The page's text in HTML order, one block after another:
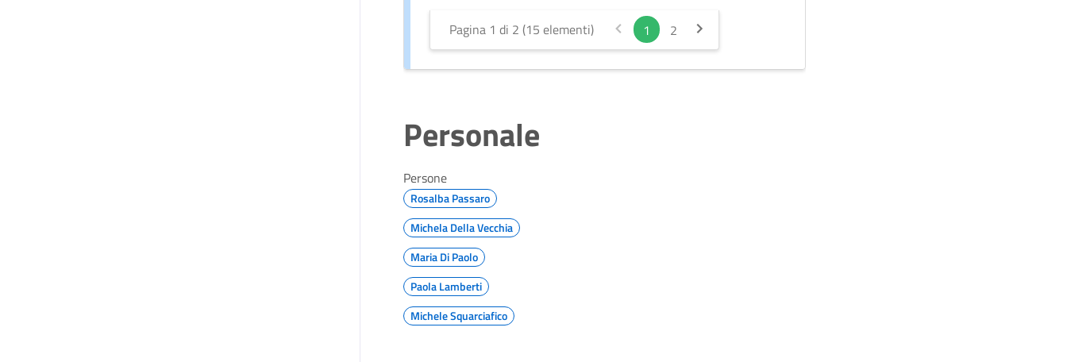
Pagina 1 di 2 (15 elementi) 1 2
Personale
Persone
Rosalba Passaro
Michela Della Vecchia
Maria Di Paolo
Paola Lamberti
Michele Squarciafico